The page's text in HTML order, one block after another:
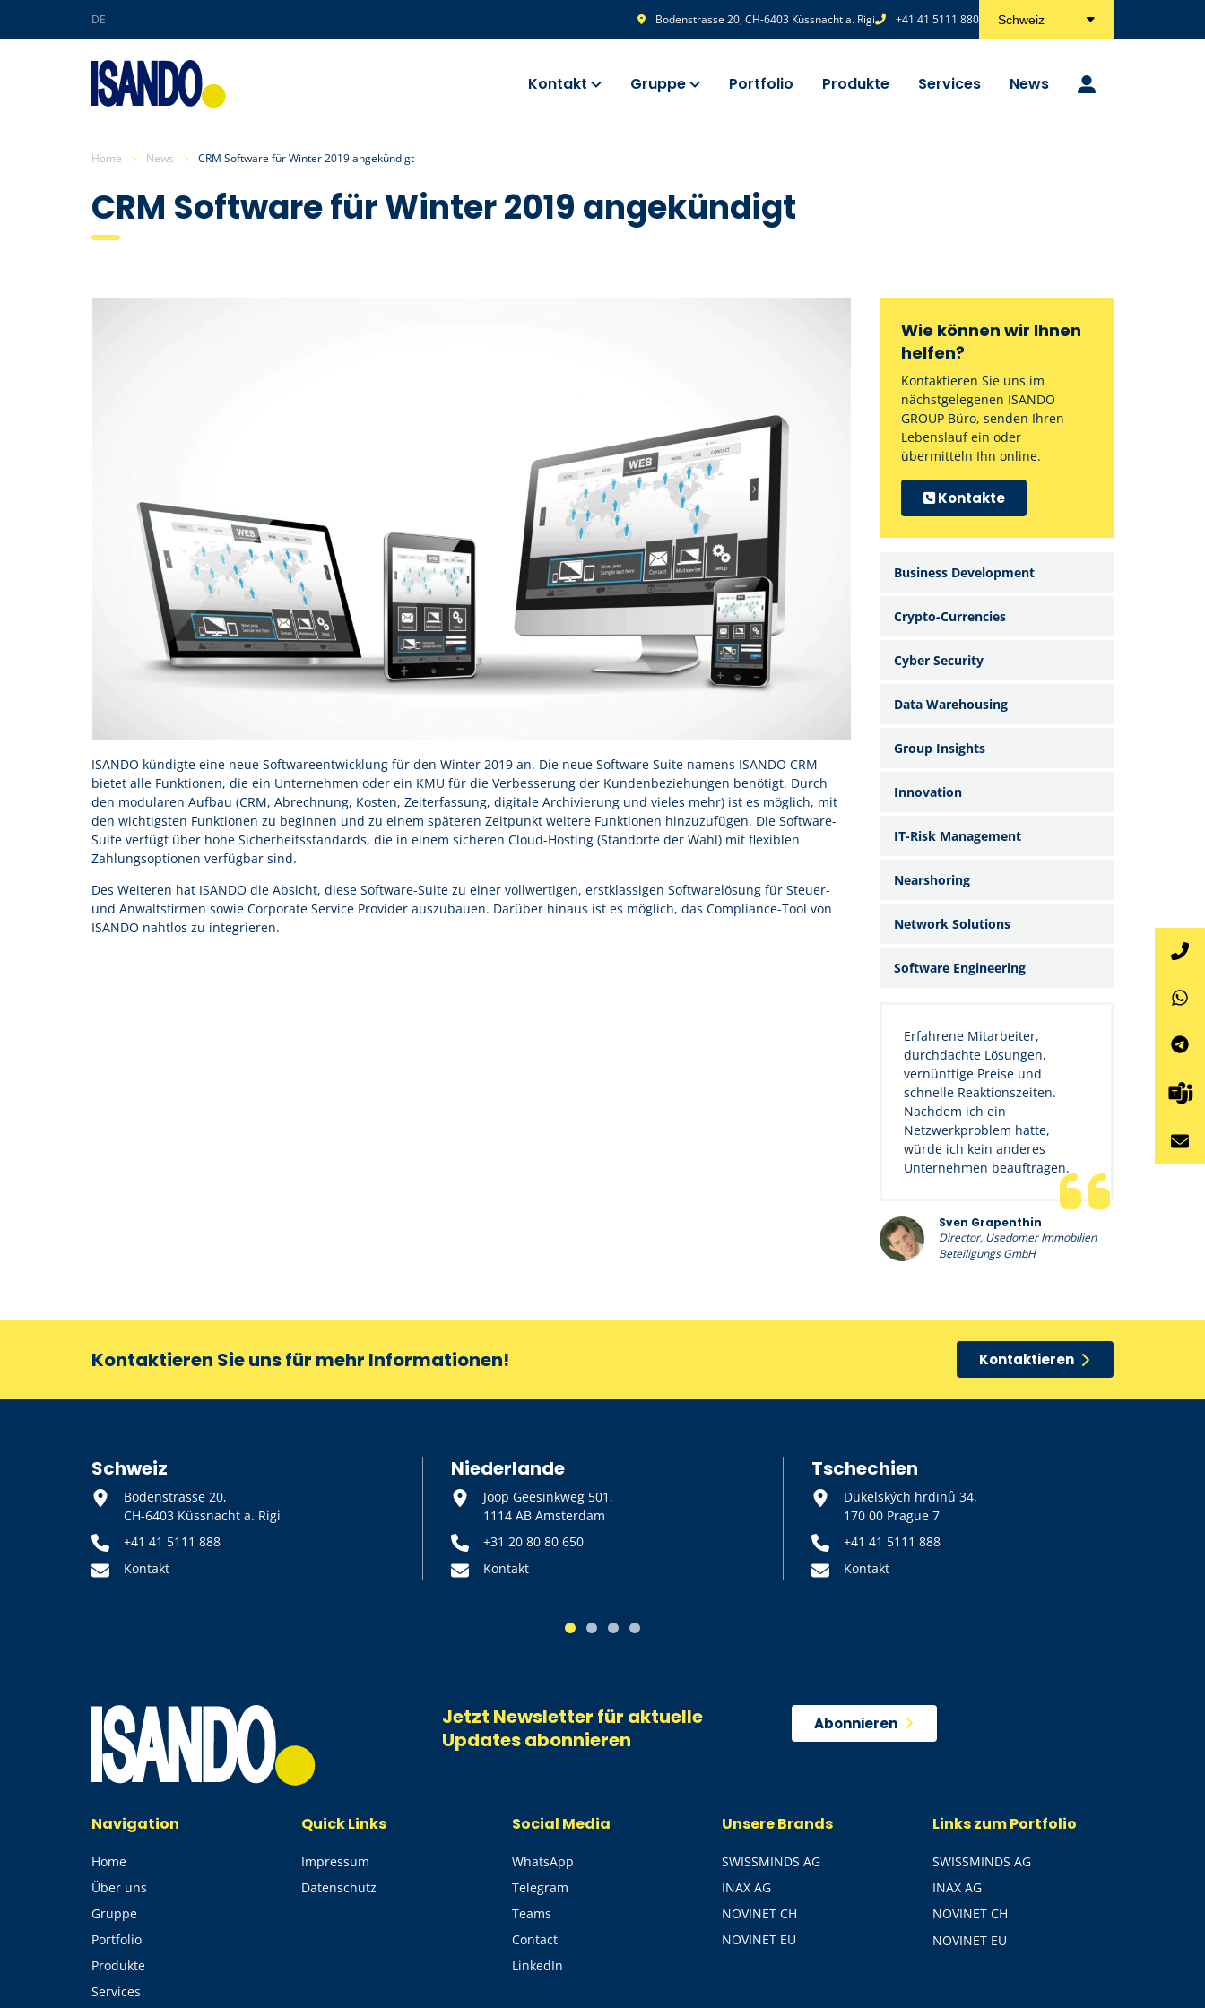
Skip to main content
DE Schweiz
Bodenstrasse 20, CH-6403 Küssnacht a. Rigi +41 41 5111 880
Kontakt Gruppe Portfolio Produkte Services News
Home News CRM Software für Winter 2019 angekündigt
CRM Software für Winter 2019 angekündigt
ISANDO kündigte eine neue Softwareentwicklung für den Winter 2019 an. Die neue Software Suite namens ISANDO CRM
bietet alle Funktionen, die ein Unternehmen oder ein KMU für die Verbesserung der Kundenbeziehungen benötigt. Durch
den modularen Aufbau (CRM, Abrechnung, Kosten, Zeiterfassung, digitale Archivierung und vieles mehr) ist es möglich, mit
den wichtigsten Funktionen zu beginnen und zu einem späteren Zeitpunkt weitere Funktionen hinzuzufügen. Die Software-
Suite verfügt über hohe Sicherheitsstandards, die in einem sicheren Cloud-Hosting (Standorte der Wahl) mit flexiblen
Zahlungsoptionen verfügbar sind.
Des Weiteren hat ISANDO die Absicht, diese Software-Suite zu einer vollwertigen, erstklassigen Softwarelösung für Steuer-
und Anwaltsfirmen sowie Corporate Service Provider auszubauen. Darüber hinaus ist es möglich, das Compliance-Tool von
ISANDO nahtlos zu integrieren.
Wie können wir Ihnen
helfen?
Kontaktieren Sie uns im
nächstgelegenen ISANDO
GROUP Büro, senden Ihren
Lebenslauf ein oder
übermitteln Ihn online.
Kontakte
Business Development
Crypto-Currencies
Cyber Security
Data Warehousing
Group Insights
Innovation
IT-Risk Management
Nearshoring
Network Solutions
Software Engineering
Erfahrene Mitarbeiter,
durchdachte Lösungen,
vernünftige Preise und
schnelle Reaktionszeiten.
Nachdem ich ein
Netzwerkproblem hatte,
würde ich kein anderes
Unternehmen beauftragen.
Sven Grapenthin
Director, Usedomer Immobilien
Beteiligungs GmbH
Kontaktieren Sie uns für mehr Informationen! Kontaktieren
Schweiz
Bodenstrasse 20,
CH-6403 Küssnacht a. Rigi
+41 41 5111 888
Kontakt
Niederlande
Joop Geesinkweg 501,
1114 AB Amsterdam
+31 20 80 80 650
Kontakt
Tschechien
Dukelských hrdinů 34,
170 00 Prague 7
+41 41 5111 888
Kontakt
Jetzt Newsletter für aktuelle
Updates abonnieren
Abonnieren
Navigation
Home
Über uns
Gruppe
Portfolio
Produkte
Services
Quick Links
Impressum
Datenschutz
Social Media
WhatsApp
Telegram
Teams
Contact
LinkedIn
Unsere Brands
SWISSMINDS AG
INAX AG
NOVINET CH
NOVINET EU
Links zum Portfolio
SWISSMINDS AG
INAX AG
NOVINET CH
NOVINET EU